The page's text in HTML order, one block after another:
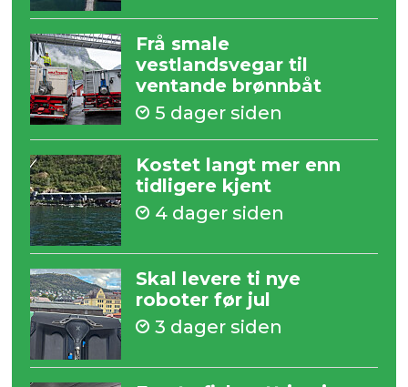
Frå smale
vestlandsvegar til
ventande brønnbåt
5 dager siden
Kostet langt mer enn
tidligere kjent
4 dager siden
Skal levere ti nye
roboter før jul
3 dager siden